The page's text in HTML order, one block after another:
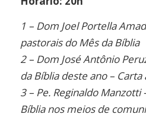
1 – Dom Joel Portella
pastorais do Mês da Bíblia
2 – Dom José Antônio
da Bíblia deste ano – Carta
3 – Pe. Reginaldo Manzotti
Bíblia nos meios de